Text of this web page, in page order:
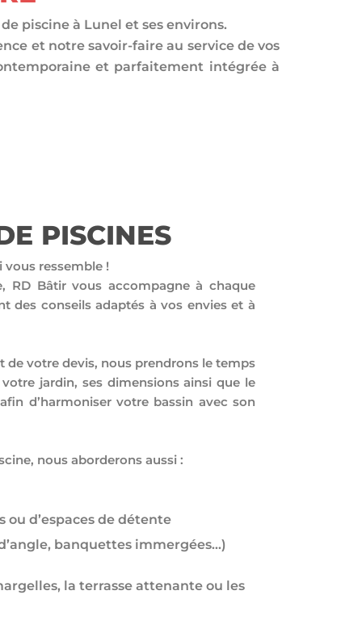
piscine à Lunel et ses environs.
et notre savoir-faire au service de vos
et parfaitement intégrée à
PISCINES
ressemble !
RD Bâtir vous accompagne à chaque
des conseils adaptés à vos envies et à
de votre devis, nous prendrons le temps
jardin, ses dimensions ainsi que le
d’harmoniser votre bassin avec son
nous aborderons aussi :
ou d’espaces de détente
banquettes immergées…)
la terrasse attenante ou les